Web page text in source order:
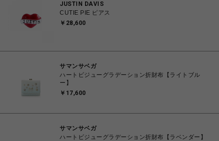
JUSTIN DAVIS
CUTIE PIE ピアス
￥28,600
サマンサベガ
ハートビジューグラデーション折財布【ライトブル
ー】
￥17,600
サマンサベガ
ハートビジューグラデーション折財布【ラベンダー】